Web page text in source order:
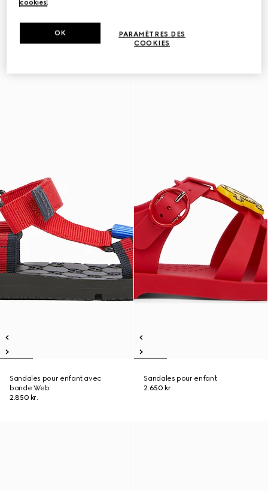
Sandales pour enfant avec
bande Web
2.850 kr.
Sandales pour enfant
2.650 kr.
cookies.
PARAMÈTRES DES
COOKIES
OK